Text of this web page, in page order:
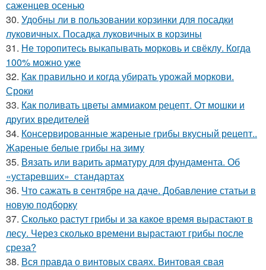
саженцев осенью
30. Удобны ли в пользовании корзинки для посадки
луковичных. Посадка луковичных в корзины
31. Не торопитесь выкапывать морковь и свёклу. Когда
100% можно уже
32. Как правильно и когда убирать урожай моркови.
Сроки
33. Как поливать цветы аммиаком рецепт. От мошки и
других вредителей
34. Консервированные жареные грибы вкусный рецепт..
Жареные белые грибы на зиму
35. Вязать или варить арматуру для фундамента. Об
«устаревших» стандартах
36. Что сажать в сентябре на даче. Добавление статьи в
новую подборку
37. Сколько растут грибы и за какое время вырастают в
лесу. Через сколько времени вырастают грибы после
среза?
38. Вся правда о винтовых сваях. Винтовая свая